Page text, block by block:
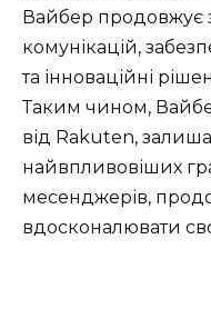
Вайбер продовжує
комунікацій,
та інноваційні
Таким чином,
від Rakuten,
найвпливовіших
месенджерів,
вдосконалювати